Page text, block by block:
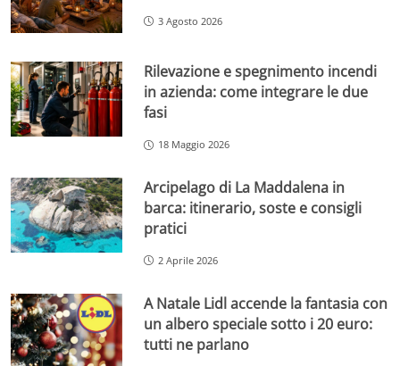
3 Agosto 2026
Rilevazione e spegnimento incendi
in azienda: come integrare le due
fasi
18 Maggio 2026
Arcipelago di La Maddalena in
barca: itinerario, soste e consigli
pratici
2 Aprile 2026
A Natale Lidl accende la fantasia con
un albero speciale sotto i 20 euro:
tutti ne parlano